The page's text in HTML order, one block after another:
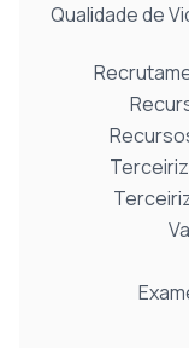
Qualidade de